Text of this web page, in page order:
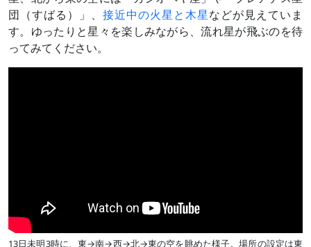
団（すばる）」、 接近中の火星と木星などが見えていま
す。ゆったりと星々を楽しみながら、流れ星が飛ぶのを待
ってみてください。
13日未明3時に、東→南→西→北→東の空を眺めた様子。場所の設定は東